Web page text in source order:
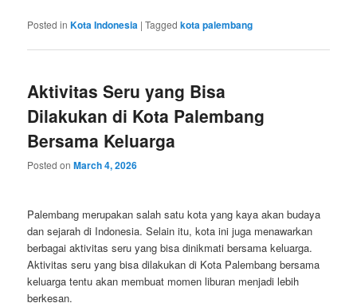
Posted in Kota Indonesia |Tagged kota palembang
Aktivitas Seru yang Bisa
Dilakukan di Kota Palembang
Bersama Keluarga
Posted onMarch 4, 2026
Palembang merupakan salah satu kota yang kaya akan budaya
dan sejarah di Indonesia. Selain itu, kota ini juga menawarkan
berbagai aktivitas seru yang bisa dinikmati bersama keluarga.
Aktivitas seru yang bisa dilakukan di Kota Palembang bersama
keluarga tentu akan membuat momen liburan menjadi lebih
berkesan.